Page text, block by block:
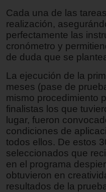
Cada una de las
realización,
perfectamente las
cronómetro y
de duda que se
La ejecución de la
meses (pase de
mismo procedimiento
finalistas los que
lugar, fueron
condiciones de
todos ellos. De estos
seleccionados que
en el programa
obtuvieron en
resultados de la